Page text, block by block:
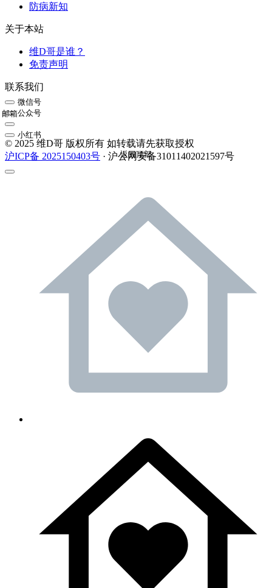
防病新知
关于本站
维D哥是谁？
免责声明
联系我们
微信号
公众号
邮箱
小红书
© 2025 维D哥 版权所有 如转载请先获取授权
沪ICP备 2025150403号 · 沪公网安备31011402021597号
返回顶部